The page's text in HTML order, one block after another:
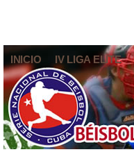
INICIO IV LIGA ELITE